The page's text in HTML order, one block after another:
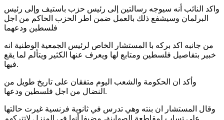
واكد النائب أنه سيوجه رسالتين إلى رئيس حزب باستيف وإلى رئيس
البرلمان وسيشفع ذلك بالعمل ضمن اطر الحزب الحاكم من اجل
من جانبه اكد بركه با المستشار الخاص لرئيس الجمعية الوطنية انه
خبير بتفاصيل فلسطين ومتابع لها ويعرف عنها الكثير ويتألم لما يقع
فيها.
وأكد ان الحكومة والشعب اليوم متفقان على تاريخ طويل من
النضال من اجل فلسطين ودعها.
وقال المستشار ان بنته وهي تدرس في ثانوية فرنسية غيرت حالتها
على تساب لمقاطعة الصهاينة، مضيفا أنها في المنزل لاتتركهم